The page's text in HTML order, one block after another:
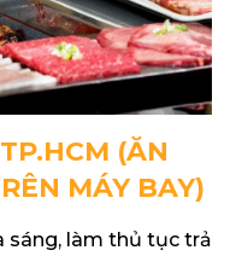
(ĂN
MÁY BAY)
sáng, làm thủ tục trả